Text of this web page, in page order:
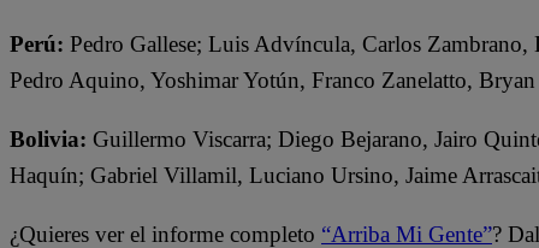
Perú: Pedro Gallese; Luis Advíncula, Carlos
Pedro Aquino, Yoshimar Yotún, Franco Zanelatto,
Bolivia: Guillermo Viscarra; Diego Bejarano, Jairo
Haquín; Gabriel Villamil, Luciano Ursino, Jaime
¿Quieres ver el informe completo “Arriba Mi Gente”?